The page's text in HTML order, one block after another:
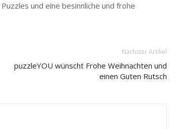
und eine besinnliche und frohe
Nächster Artikel
puzzleYOU wünscht Frohe Weihnachten und
einen Guten Rutsch